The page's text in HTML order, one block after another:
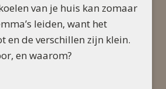
van je huis kan zomaar
leiden, want het
en de verschillen zijn klein.
en waarom?